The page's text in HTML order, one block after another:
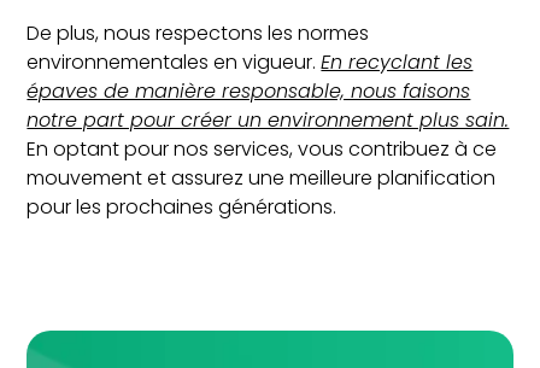
De plus, nous respectons les normes
environnementales en vigueur.En recyclant les
épaves de manière responsable, nous faisons
notre part pour créer un environnement plus sain.
En optant pour nos services, vous contribuez à ce
mouvement et assurez une meilleure planification
pour les prochaines générations.